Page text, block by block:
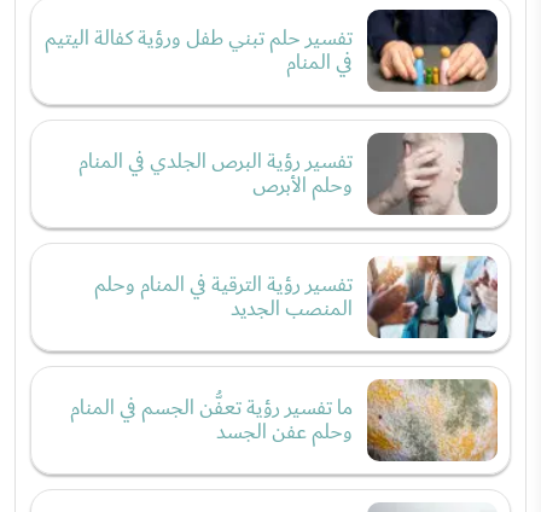
تفسير حلم تبني طفل ورؤية كفالة اليتيم
في المنام
تفسير رؤية البرص الجلدي في المنام
وحلم الأبرص
تفسير رؤية الترقية في المنام وحلم
المنصب الجديد
ما تفسير رؤية تعفُّن الجسم في المنام
وحلم عفن الجسد